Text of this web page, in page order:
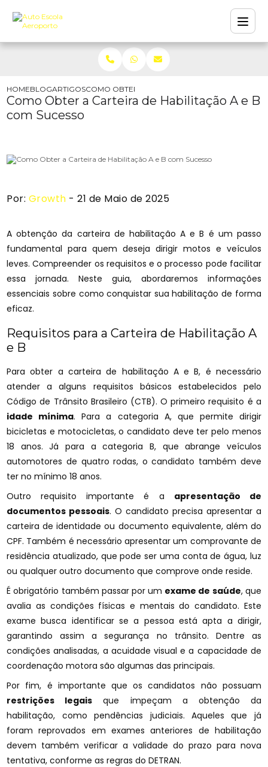
HOMEBLOGARTIGOSCOMO OBTER A CARTEIRA DE HABILITAÇÃO A E
Como Obter a Carteira de Habilitação A e B
com Sucesso
Por: Growth - 21 de Maio de 2025
A obtenção da carteira de habilitação A e B é um passo
fundamental para quem deseja dirigir motos e veículos
leves. Compreender os requisitos e o processo pode facilitar
essa jornada. Neste guia, abordaremos informações
essenciais sobre como conquistar sua habilitação de forma
eficaz.
Requisitos para a Carteira de Habilitação A
e B
Para obter a carteira de habilitação A e B, é necessário
atender a alguns requisitos básicos estabelecidos pelo
Código de Trânsito Brasileiro (CTB). O primeiro requisito é a
idade mínima. Para a categoria A, que permite dirigir
bicicletas e motocicletas, o candidato deve ter pelo menos
18 anos. Já para a categoria B, que abrange veículos
automotores de quatro rodas, o candidato também deve
ter no mínimo 18 anos.
Outro requisito importante é a apresentação de
documentos pessoais. O candidato precisa apresentar a
carteira de identidade ou documento equivalente, além do
CPF. Também é necessário apresentar um comprovante de
residência atualizado, que pode ser uma conta de água, luz
ou qualquer outro documento que comprove onde reside.
É obrigatório também passar por um exame de saúde, que
avalia as condições físicas e mentais do candidato. Este
exame busca identificar se a pessoa está apta a dirigir,
garantindo assim a segurança no trânsito. Dentre as
condições analisadas, a acuidade visual e a capacidade de
coordenação motora são algumas das principais.
Por fim, é importante que os candidatos não possuam
restrições legais que impeçam a obtenção da
habilitação, como pendências judiciais. Aqueles que já
foram reprovados em exames anteriores de habilitação
devem também verificar a validade do prazo para nova
tentativa, conforme as regras do DETRAN.